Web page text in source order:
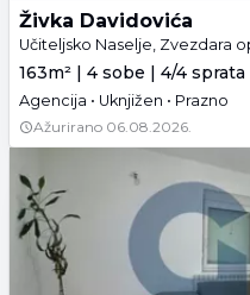
Živka Davidovića
163m² | 4 sobe | 4/4 sprata
Agencija • Uknjižen • Prazno
Ažurirano 06.08.2026.